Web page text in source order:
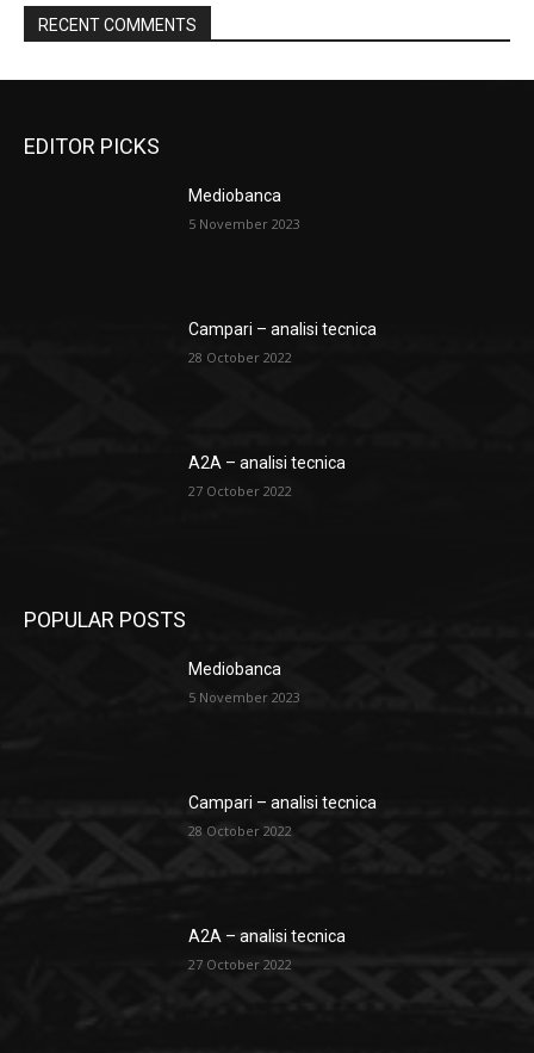
RECENT COMMENTS
EDITOR PICKS
Mediobanca
5 November 2023
Campari – analisi tecnica
28 October 2022
A2A – analisi tecnica
27 October 2022
POPULAR POSTS
Mediobanca
5 November 2023
Campari – analisi tecnica
28 October 2022
A2A – analisi tecnica
27 October 2022